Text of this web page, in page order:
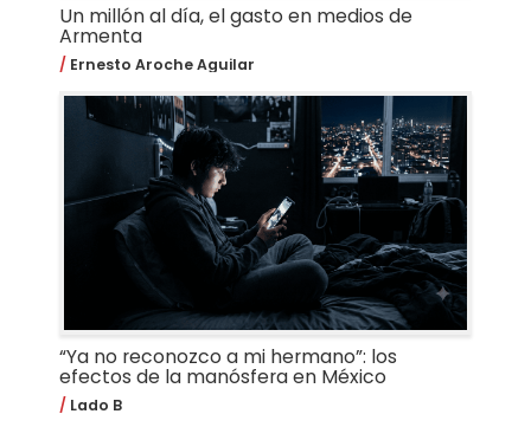
Un millón al día, el gasto en medios de
Armenta
Ernesto Aroche Aguilar
“Ya no reconozco a mi hermano”: los
efectos de la manósfera en México
Lado B